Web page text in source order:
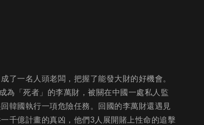
了一名人頭老闆，把握了能發大財的好機會。
為「死者」的李萬財，被關在中國一處私人監
韓國執行一項危險任務。回國的李萬財還遇見
千億計畫的真凶，他們3人展開賭上性命的追擊